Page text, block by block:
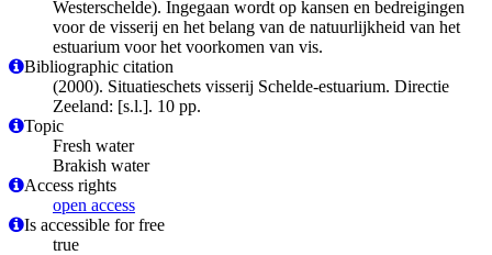
Westerschelde). Ingegaan wordt op kansen en bedreigingen
voor de visserij en het belang van de natuurlijkheid van het
estuarium voor het voorkomen van vis.
Bibliographic citation
(2000). Situatieschets visserij Schelde-estuarium. Directie
Zeeland: [s.l.]. 10 pp.
Topic
Fresh water
Brakish water
Access rights
open access
Is accessible for free
true